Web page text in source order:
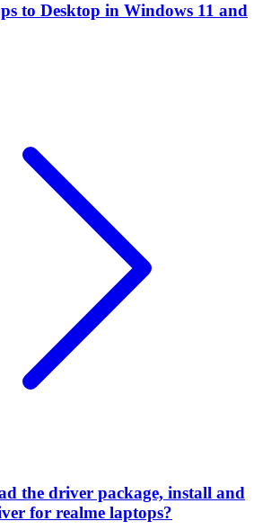
to Desktop in Windows 11 and
the driver package, install and
for realme laptops?